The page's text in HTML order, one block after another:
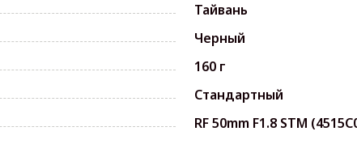
Тайвань
Черный
160 г
Стандартный
RF 50mm F1.8 STM